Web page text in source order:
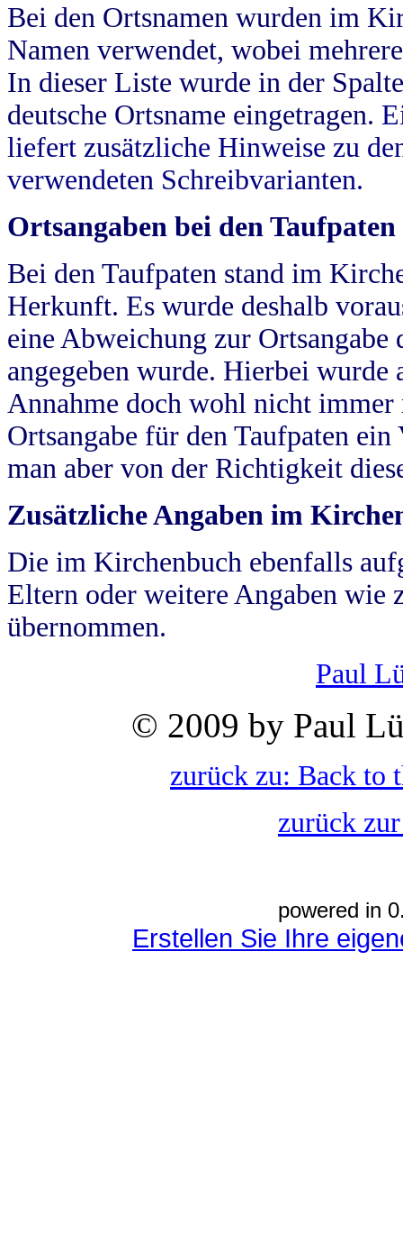
Bei den Ortsnamen wurden im
Namen verwendet, wobei
In dieser Liste wurde in der
deutsche Ortsname eingetragen.
liefert zusätzliche Hinweise zu
verwendeten Schreibvarianten.
Ortsangaben bei den Taufpaten
Bei den Taufpaten stand im
Herkunft. Es wurde deshalb
eine Abweichung zur
angegeben wurde. Hierbei wurde
Annahme doch wohl nicht
Ortsangabe für den Taufpaten
man aber von der Richtigkeit
Zusätzliche Angaben im
Die im Kirchenbuch ebenfalls
Eltern oder weitere Angaben wie
übernommen.
Paul
© 2009 by Paul
zurück zu: Back to
zurück
powered in
Erstellen Sie Ihre